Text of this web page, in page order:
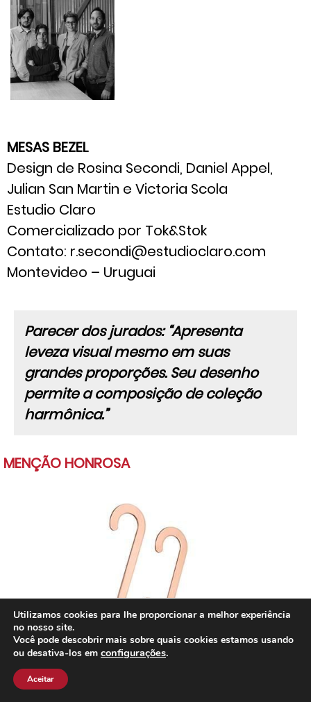
MESAS BEZEL
Design de Rosina Secondi, Daniel Appel,
Julian San Martin e Victoria Scola
Estudio Claro
Comercializado por Tok&Stok
Contato: r.secondi@estudioclaro.com
Montevideo – Uruguai
Parecer dos jurados: “Apresenta
leveza visual mesmo em suas
grandes proporções. Seu desenho
permite a composição de coleção
harmônica.”
MENÇÃO HONROSA
Utilizamos cookies para lhe proporcionar a melhor experiência
no nosso site.
Você pode descobrir mais sobre quais cookies estamos usando
ou desativa-los em configurações.
Aceitar